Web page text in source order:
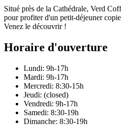
Situé près de la Cathédrale, Verd
pour profiter d'un petit-déjeuner
Venez le découvrir !
Horaire d'ouverture
Lundi: 9h-17h
Mardi: 9h-17h
Mercredi: 8:30-15h
Jeudi: (closed)
Vendredi: 9h-17h
Samedi: 8:30-19h
Dimanche: 8:30-19h